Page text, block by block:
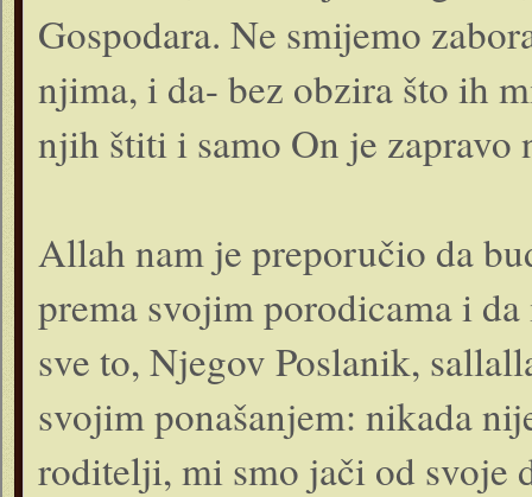
Gospodara. Ne smijemo
njima, i da- bez obzira što ih
njih štiti i samo On je
Allah nam je preporučio da
prema svojim porodicama i
sve to, Njegov Poslanik,
svojim ponašanjem: nikada
roditelji, mi smo jači od svoje